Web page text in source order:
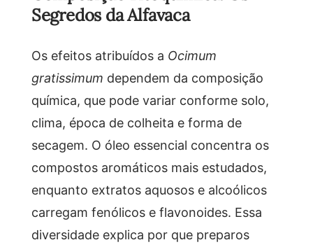
Segredos da Alfavaca
Os efeitos atribuídos a Ocimum
gratissimum dependem da composição
química, que pode variar conforme solo,
clima, época de colheita e forma de
secagem. O óleo essencial concentra os
compostos aromáticos mais estudados,
enquanto extratos aquosos e alcoólicos
carregam fenólicos e flavonoides. Essa
diversidade explica por que preparos